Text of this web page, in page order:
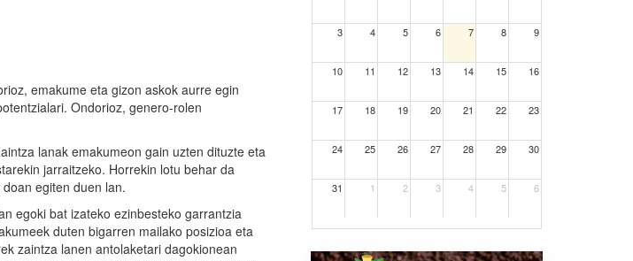
emakume eta gizon askok aurre egin
Ondorioz, genero-rolen
lanak emakumeon gain uzten dituzte eta
jarraitzeko. Horrekin lotu behar da
egiten duen lan.
egoki bat izateko ezinbesteko garrantzia
duten bigarren mailako posizioa eta
zaintza lanen antolaketari dagokionean
3 4 5 6 7 8 9
10 11 12 13 14 15 16
17 18 19 20 21 22 23
24 25 26 27 28 29 30
31 1 2 3 4 5 6